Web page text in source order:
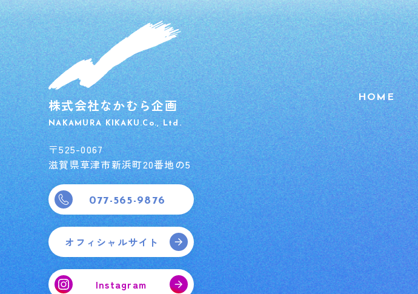
株式会社なかむら企画
NAKAMURA KIKAKU.Co., Ltd.
〒525-0067
滋賀県草津市新浜町20番地の5
077-565-9876
オフィシャルサイト
Instagram
HOME